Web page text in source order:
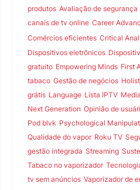
produtos Avaliação de segurança
canais de tv online Career
Comércios eficientes Critical
Dispositivos eletrônicos
gratuito Empowering Minds First
tabaco Gestão de negócios
grátis Language Lista IPTV
Next Generation Opinião de
Pod blvk Psychological
Qualidade do vapor Roku TV
gestão integrada Streaming
Tabaco no vaporizador
tv sem anúncios Vaporizador de